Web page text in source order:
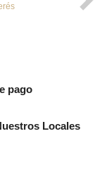
pago
Locales